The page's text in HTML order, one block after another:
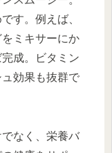
す。例えば、
ミキサーにか
成。ビタミン
効果も抜群で
なく、栄養バ